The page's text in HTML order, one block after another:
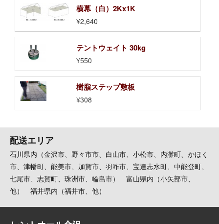
横幕（白）2Kx1K
¥2,640
テントウェイト 30kg
¥550
樹脂ステップ敷板
¥308
配送エリア
石川県内（金沢市、野々市市、白山市、小松市、内灘町、かほく
市、津幡町、能美市、加賀市、羽咋市、宝達志水町、中能登町、
七尾市、志賀町、珠洲市、輪島市） 富山県内（小矢部市、
他） 福井県内（福井市、他）